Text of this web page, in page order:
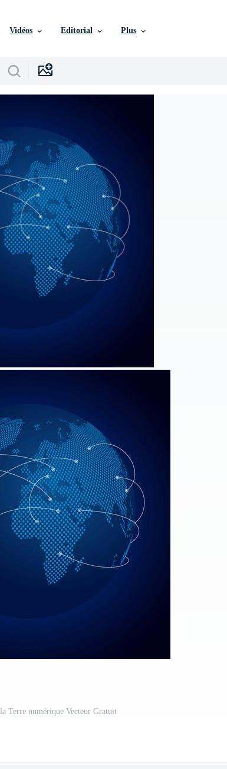
Vidéos Editorial Plus
Terre numérique Vecteur Gratuit